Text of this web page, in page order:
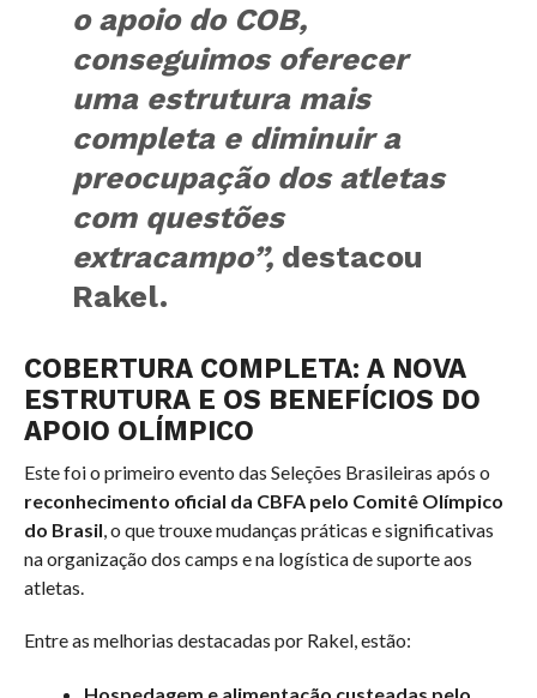
o apoio do COB,
conseguimos oferecer
uma estrutura mais
completa e diminuir a
preocupação dos atletas
com questões
extracampo”, destacou
Rakel.
COBERTURA COMPLETA: A NOVA
ESTRUTURA E OS BENEFÍCIOS DO
APOIO OLÍMPICO
Este foi o primeiro evento das Seleções Brasileiras após o
reconhecimento oficial da CBFA pelo Comitê Olímpico
do Brasil, o que trouxe mudanças práticas e significativas
na organização dos camps e na logística de suporte aos
atletas.
Entre as melhorias destacadas por Rakel, estão: